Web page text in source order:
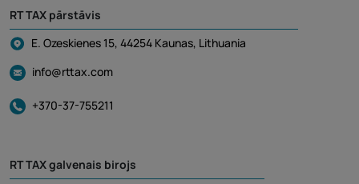
RT TAX pārstāvis
E. Ozeskienes 15, 44254 Kaunas, Lithuania
info@rttax.com
+370-37-755211
RT TAX galvenais birojs